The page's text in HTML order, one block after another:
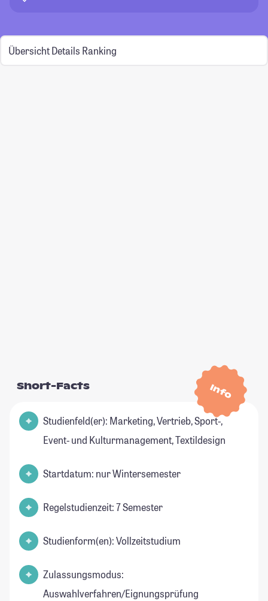
Übersicht Details Ranking
Info
Short-Facts
Studienfeld(er): Marketing, Vertrieb, Sport-,
Event- und Kulturmanagement, Textildesign
Startdatum: nur Wintersemester
Regelstudienzeit: 7 Semester
Studienform(en): Vollzeitstudium
Zulassungsmodus:
Auswahlverfahren/Eignungsprüfung